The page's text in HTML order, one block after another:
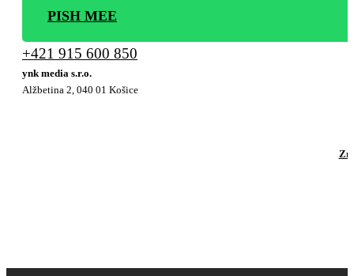
PISH MEE
+421 915 600 850
ynk media s.r.o.
Alžbetina 2, 040 01 Košice